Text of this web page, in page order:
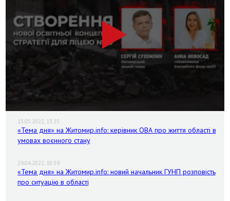
13.05.2022, 13:25
«Тема дня» на Житомир.info: керівник ОВА про життя області в
умовах воєнного стану
29.04.2022, 10:59
«Тема дня» на Житомир.info: новий начальник ГУНП розповість
про ситуацію в області